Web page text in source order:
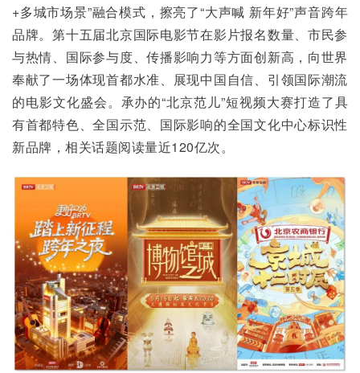
+多城市场景”融合模式，擦亮了“大声喊 新年好”声音跨年
品牌。第十五届北京国际电影节在影片报名数量、市民参
与热情、国际参与度、传播影响力等方面创新高，向世界
奉献了一场体现首都水准、展现中国自信、引领国际潮流
的电影文化盛会。承办的“北京范儿”短视频大赛打造了具
有首都特色、全国示范、国际影响的全国文化中心标识性
新品牌，相关话题阅读量近120亿次。